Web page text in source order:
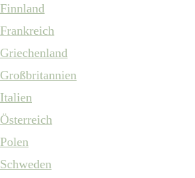
Finnland
Frankreich
Griechenland
Großbritannien
Italien
Österreich
Polen
Schweden